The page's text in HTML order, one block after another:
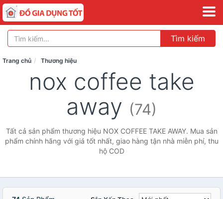
Tìm kiếm
Trang chủ Thương hiệu
nox coffee take
away (74)
Tất cả sản phẩm thương hiệu NOX COFFEE TAKE AWAY. Mua sản
phẩm chính hãng với giá tốt nhất, giao hàng tận nhà miễn phí, thu
hộ COD